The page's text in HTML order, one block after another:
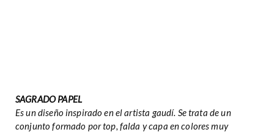
SAGRADO PAPEL
Es un diseño inspirado en el artista gaudí. Se trata de un
conjunto formado por top, falda y capa en colores muy